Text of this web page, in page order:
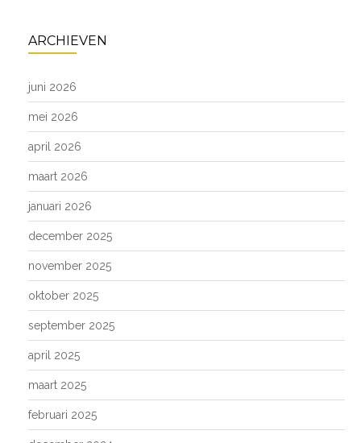
ARCHIEVEN
juni 2026
mei 2026
april 2026
maart 2026
januari 2026
december 2025
november 2025
oktober 2025
september 2025
april 2025
maart 2025
februari 2025